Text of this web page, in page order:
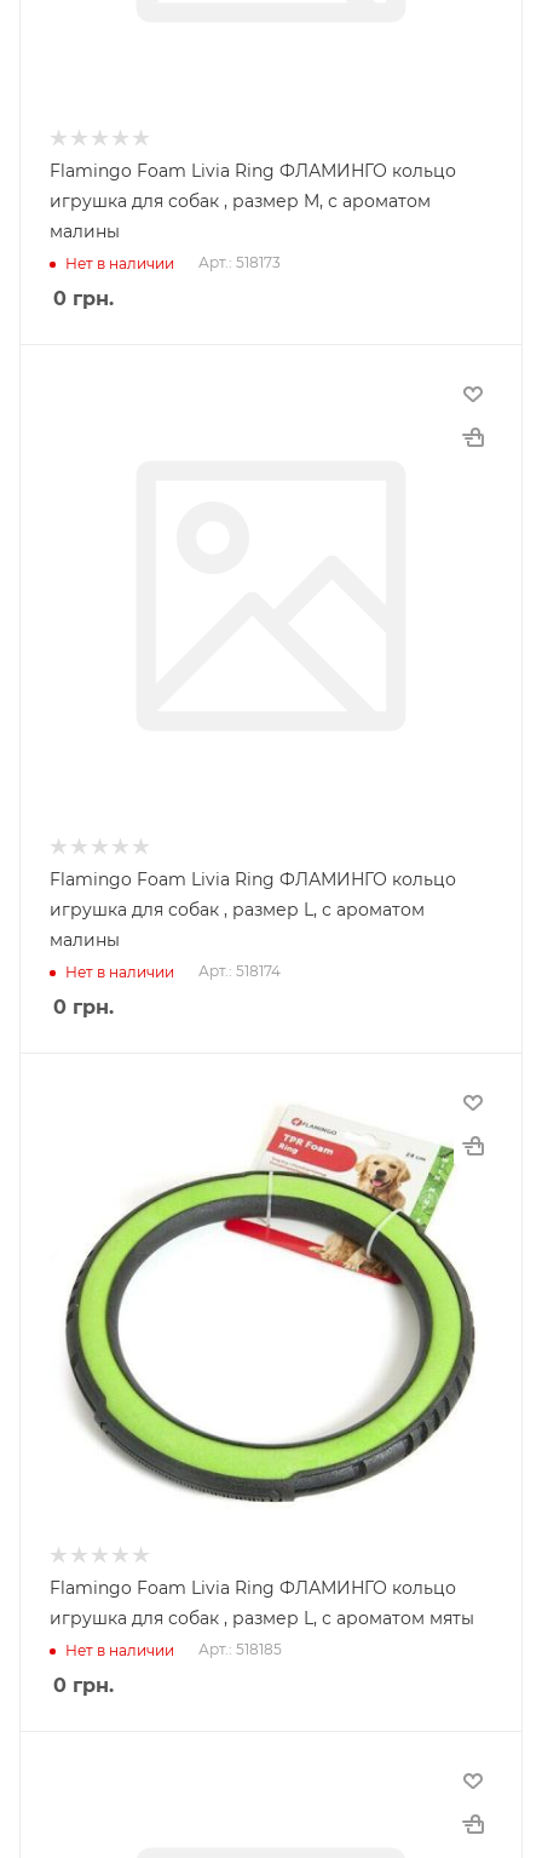
Flamingo Foam Livia Ring ФЛАМИНГО кольцо
игрушка для собак , размер M, с ароматом
малины
Нет в наличии Арт.: 518173
0 грн.
Flamingo Foam Livia Ring ФЛАМИНГО кольцо
игрушка для собак , размер L, с ароматом
малины
Нет в наличии Арт.: 518174
0 грн.
Flamingo Foam Livia Ring ФЛАМИНГО кольцо
игрушка для собак , размер L, с ароматом мяты
Нет в наличии Арт.: 518185
0 грн.